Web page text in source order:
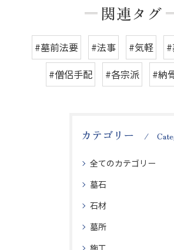
関連タグ
#墓前法要 #法事 #気軽
#僧侶手配
#各宗派 #納
カテゴリー
全てのカテゴリー
墓石
石材
墓所